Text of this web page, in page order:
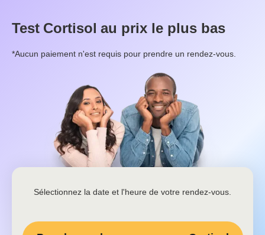
Test Cortisol au prix le plus bas
*Aucun paiement n'est requis pour prendre un rendez-vous.
Sélectionnez la date et l'heure de votre rendez-vous.